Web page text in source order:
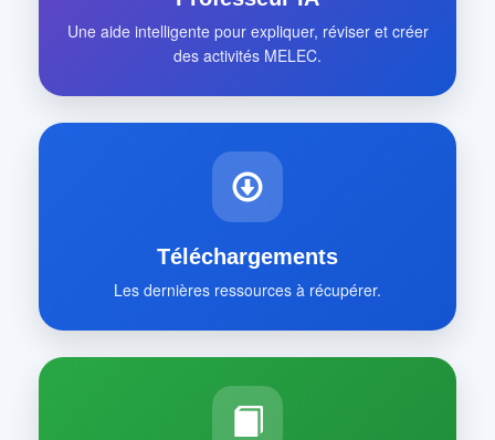
Une aide intelligente pour expliquer, réviser et créer
des activités MELEC.
Téléchargements
Les dernières ressources à récupérer.